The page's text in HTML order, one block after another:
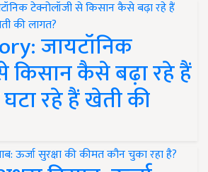
जायटॉनिक
किसान कैसे बढ़ा रहे हैं
रहे हैं खेती की